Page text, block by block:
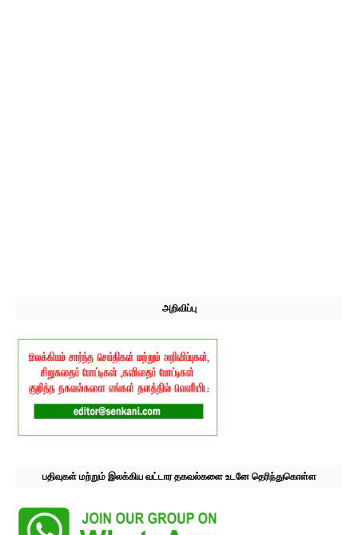
அறிவிப்பு
பதிவுகள் மற்றும் இலக்கிய வட்டார தகவல்களை உடனே தெரிந்துகொள்ள